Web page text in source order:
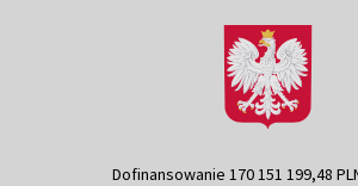
Dofinansowanie 170 151 199,48